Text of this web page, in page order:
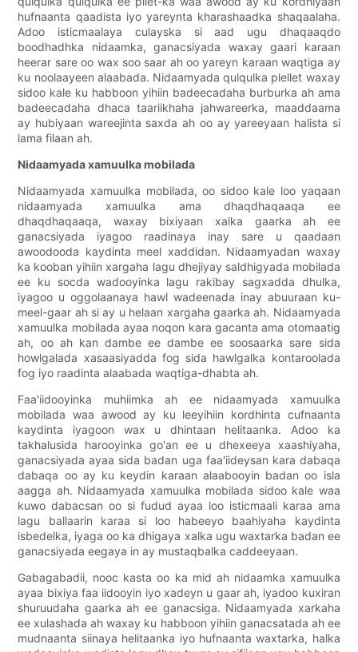
hufnaanta qaadista iyo yareynta kharashaadka shaqaalaha.
Adoo isticmaalaya culayska si aad ugu dhaqaaqdo
boodhadhka nidaamka, ganacsiyada waxay gaari karaan
heerar sare oo wax soo saar ah oo yareyn karaan waqtiga ay
ku noolaayeen alaabada. Nidaamyada qulqulka plellet waxay
sidoo kale ku habboon yihiin badeecadaha burburka ah ama
badeecadaha dhaca taariikhaha jahwareerka, maaddaama
ay hubiyaan wareejinta saxda ah oo ay yareeyaan halista si
lama filaan ah.
Nidaamyada xamuulka mobilada
Nidaamyada xamuulka mobilada, oo sidoo kale loo yaqaan
nidaamyada xamuulka ama dhaqdhaqaaqa ee
dhaqdhaqaaqa, waxay bixiyaan xalka gaarka ah ee
ganacsiyada iyagoo raadinaya inay sare u qaadaan
awoodooda kaydinta meel xaddidan. Nidaamyadan waxay
ka kooban yihiin xargaha lagu dhejiyay saldhigyada mobilada
ee ku socda wadooyinka lagu rakibay sagxadda dhulka,
iyagoo u oggolaanaya hawl wadeenada inay abuuraan ku-
meel-gaar ah si ay u helaan xargaha gaarka ah. Nidaamyada
xamuulka mobilada ayaa noqon kara gacanta ama otomaatig
ah, oo ah kan dambe ee dambe ee soosaarka sare sida
howlgalada xasaasiyadda fog sida hawlgalka kontaroolada
fog iyo raadinta alaabada waqtiga-dhabta ah.
Faa'iidooyinka muhiimka ah ee nidaamyada xamuulka
mobilada waa awood ay ku leeyihiin kordhinta cufnaanta
kaydinta iyagoon wax u dhintaan helitaanka. Adoo ka
takhalusida harooyinka go'an ee u dhexeeya xaashiyaha,
ganacsiyada ayaa sida badan uga faa'iideysan kara dabaqa
dabaqa oo ay ku keydin karaan alaabooyin badan oo isla
aagga ah. Nidaamyada xamuulka mobilada sidoo kale waa
kuwo dabacsan oo si fudud ayaa loo isticmaali karaa ama
lagu ballaarin karaa si loo habeeyo baahiyaha kaydinta
isbedelka, iyaga oo ka dhigaya xalka ugu waxtarka badan ee
ganacsiyada eegaya in ay mustaqbalka caddeeyaan.
Gabagabadii, nooc kasta oo ka mid ah nidaamka xamuulka
ayaa bixiya faa iidooyin iyo xadeyn u gaar ah, iyadoo kuxiran
shuruudaha gaarka ah ee ganacsiga. Nidaamyada xarkaha
ee xulashada ah waxay ku habboon yihiin ganacsatada ah ee
mudnaanta siinaya helitaanka iyo hufnaanta waxtarka, halka